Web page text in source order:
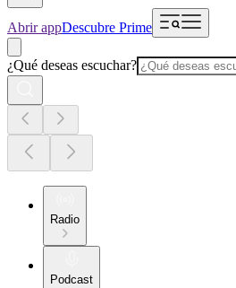
Abrir appDescubre Prime
¿Qué deseas escuchar?
Radio
Podcast